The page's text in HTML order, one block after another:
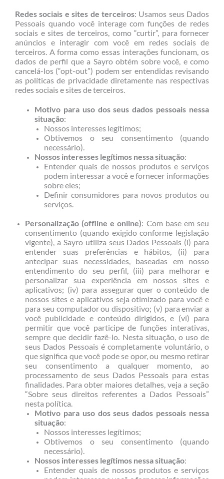
Redes sociais e sites de terceiros: Usamos seus Dados
Pessoais quando você interage com funções de redes
sociais e sites de terceiros, como “curtir”, para fornecer
anúncios e interagir com você em redes sociais de
terceiros. A forma como essas interações funcionam, os
dados de perfil que a Sayro obtém sobre você, e como
cancelá-los (“opt-out”) podem ser entendidas revisando
as políticas de privacidade diretamente nas respectivas
redes sociais e sites de terceiros.
Motivo para uso dos seus dados pessoais nessa
situação:
Nossos interesses legítimos;
Obtivemos o seu consentimento (quando
necessário).
Nossos interesses legítimos nessa situação:
Entender quais de nossos produtos e serviços
podem interessar a você e fornecer informações
sobre eles;
Definir consumidores para novos produtos ou
serviços.
Personalização (offline e online): Com base em seu
consentimento (quando exigido conforme legislação
vigente), a Sayro utiliza seus Dados Pessoais (i) para
entender suas preferências e hábitos, (ii) para
antecipar suas necessidades, baseadas em nosso
entendimento do seu perfil, (iii) para melhorar e
personalizar sua experiência em nossos sites e
aplicativos; (iv) para assegurar quer o conteúdo de
nossos sites e aplicativos seja otimizado para você e
para seu computador ou dispositivo; (v) para enviar a
você publicidade e conteúdo dirigidos, e (vi) para
permitir que você participe de funções interativas,
sempre que decidir fazê-lo. Nesta situação, o uso de
seus Dados Pessoais é completamente voluntário, o
que significa que você pode se opor, ou mesmo retirar
seu consentimento a qualquer momento, ao
processamento de seus Dados Pessoais para estas
finalidades. Para obter maiores detalhes, veja a seção
“Sobre seus direitos referentes a Dados Pessoais”
nesta política.
Motivo para uso dos seus dados pessoais nessa
situação:
Nossos interesses legítimos;
Obtivemos o seu consentimento (quando
necessário).
Nossos interesses legítimos nessa situação:
Entender quais de nossos produtos e serviços